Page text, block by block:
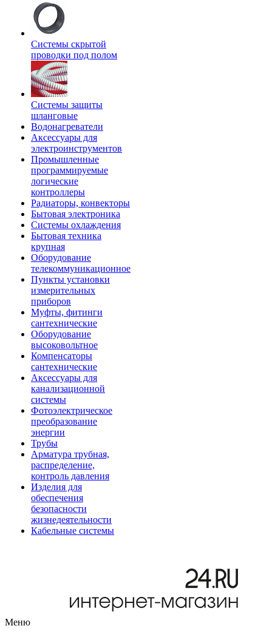
Системы скрытой
проводки под полом
Системы защиты
шланговые
Водонагреватели
Аксессуары для
электроинструментов
Промышленные
программируемые
логические
контроллеры
Радиаторы, конвекторы
Бытовая электроника
Системы охлаждения
Бытовая техника
крупная
Оборудование
телекоммуникационное
Пункты установки
измерительных
приборов
Муфты, фитинги
сантехнические
Оборудование
высоковольтное
Компенсаторы
сантехнические
Аксессуары для
канализационной
системы
Фотоэлектрическое
преобразование
энергии
Трубы
Арматура трубная,
распределение,
контроль давления
Изделия для
обеспечения
безопасности
жизнедеятельности
Кабельные системы
Меню